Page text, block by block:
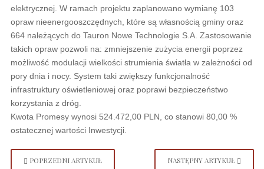
elektrycznej. W ramach projektu zaplanowano wymianę 103
opraw nieenergooszczędnych, które są własnością gminy oraz
664 należących do Tauron Nowe Technologie S.A. Zastosowanie
takich opraw pozwoli na: zmniejszenie zużycia energii poprzez
możliwość modulacji wielkości strumienia światła w zależności od
pory dnia i nocy. System taki zwiększy funkcjonalność
infrastruktury oświetleniowej oraz poprawi bezpieczeństwo
korzystania z dróg.
Kwota Promesy wynosi 524.472,00 PLN, co stanowi 80,00 %
ostatecznej wartości Inwestycji.
POPRZEDNI ARTYKUŁ NASTĘPNY ARTYKUŁ